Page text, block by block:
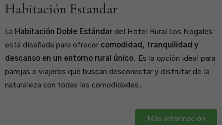
Habitación Estandar
La Habitación Doble Estándar del Hotel Rural Los Nogales
está diseñada para ofrecer comodidad, tranquilidad y
descanso en un entorno rural único. Es la opción ideal para
parejas o viajeros que buscan desconectar y disfrutar de la
naturaleza con todas las comodidades.
Más información